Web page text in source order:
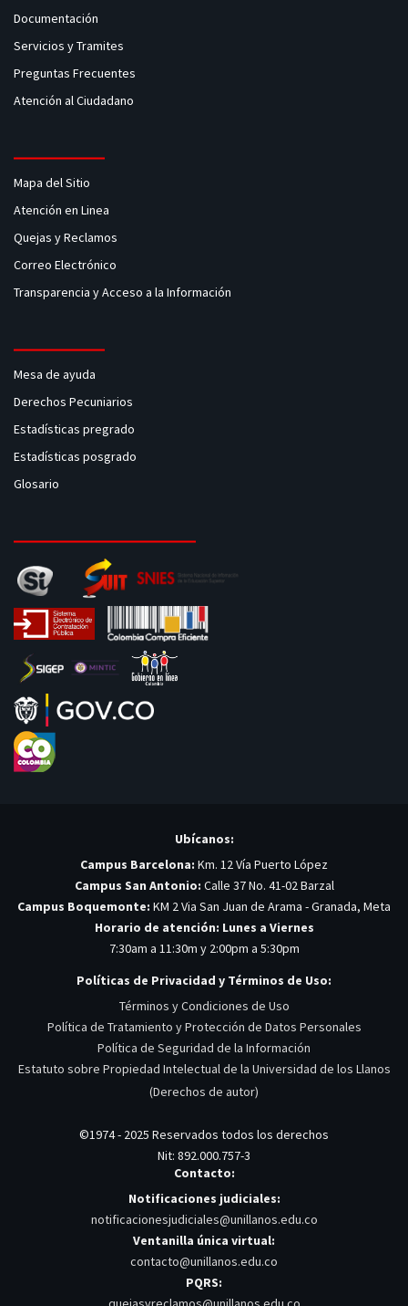
Documentación
Servicios y Tramites
Preguntas Frecuentes
Atención al Ciudadano
Mapa del Sitio
Atención en Linea
Quejas y Reclamos
Correo Electrónico
Transparencia y Acceso a la Información
Mesa de ayuda
Derechos Pecuniarios
Estadísticas pregrado
Estadísticas posgrado
Glosario
Ubícanos:
Campus Barcelona: Km. 12 Vía Puerto López
Campus San Antonio: Calle 37 No. 41-02 Barzal
Campus Boquemonte: KM 2 Via San Juan de Arama - Granada, Meta
Horario de atención: Lunes a Viernes
7:30am a 11:30m y 2:00pm a 5:30pm
Políticas de Privacidad y Términos de Uso:
Términos y Condiciones de Uso
Política de Tratamiento y Protección de Datos Personales
Política de Seguridad de la Información
Estatuto sobre Propiedad Intelectual de la Universidad de los Llanos
(Derechos de autor)
©1974 - 2025 Reservados todos los derechos
Nit: 892.000.757-3
Contacto:
Notificaciones judiciales:
notificacionesjudiciales@unillanos.edu.co
Ventanilla única virtual:
contacto@unillanos.edu.co
PQRS: